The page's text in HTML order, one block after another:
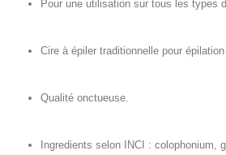
Pour une utilisation sur tous les types
Cire à épiler traditionnelle pour
Qualité onctueuse.
Ingredients selon INCI : colophonium,